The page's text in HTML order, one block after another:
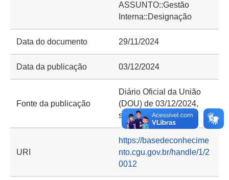
ASSUNTO::Gestão
Interna::Designação
Data do documento 29/11/2024
Data da publicação 03/12/2024
Fonte da publicação
Diário Oficial da União
(DOU) de 03/12/2024,
seção 2, página 42
URI
https://basedeconhecime
nto.cgu.gov.br/handle/1/2
0012